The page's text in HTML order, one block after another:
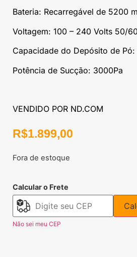
Bateria: Recarregável de 5200
Voltagem: 100 – 240 Volts 50/
Capacidade do Depósito de
Potência de Sucção: 3000Pa
VENDIDO POR ND.COM
R$1.899,00
Fora de estoque
Calcular o Frete
Não sei meu CEP